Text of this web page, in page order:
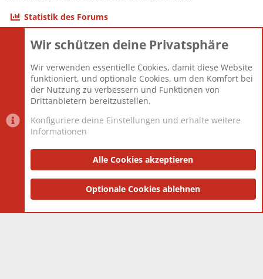
Statistik des Forums
Themen
Mitglieder
12.427
Neuestes Mitglied
Berlin
Datenschutzerklärung Impressum
Community platform by XenForo® © 2010-2025 XenForo Ltd.
and add-ons by ThemeHouse
Wir schützen deine Privatsphäre
Wir verwenden essentielle Cookies, damit diese Website
funktioniert, und optionale Cookies, um den Komfort bei
der Nutzung zu verbessern und Funktionen von
Drittanbietern bereitzustellen.
Konfiguriere deine Einstellungen und erhalte weitere
Informationen
Alle Cookies akzeptieren
Optionale Cookies ablehnen